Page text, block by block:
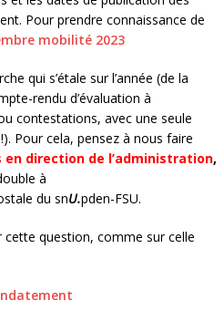
Pour prendre connaissance de
mobilité 2023
qui s’étale sur l’année (de la
rendu d’évaluation à
contestations, avec une seule
Pour cela, pensez à nous faire
direction de l’administration,
à
du snU.pden-FSU.
question, comme sur celle